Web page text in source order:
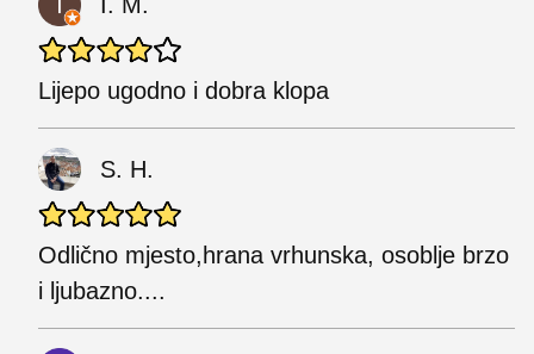
Lijepo ugodno i dobra klopa
S. H.
Odlično mjesto,hrana vrhunska, osoblje brzo
i ljubazno....